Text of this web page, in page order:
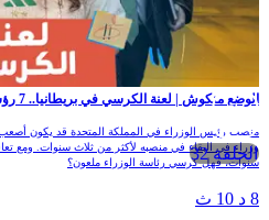
الحلقة 32
الوضع منكوش | لعنة الكرسي في بريطانيا.. 7 رؤساء وزراء في 10 سنوات!
منصب رئيس الوزراء في المملكة المتحدة قد يكون
وزراء في البقاء في منصبه لأكثر من ثلاث سنوات. ومع
سنوات، فهل كرسي رئاسة الوزراء ملعون؟